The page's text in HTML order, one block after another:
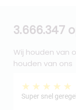
3.666.347
Wij houden van
houden van ons
★★★★★
Super snel